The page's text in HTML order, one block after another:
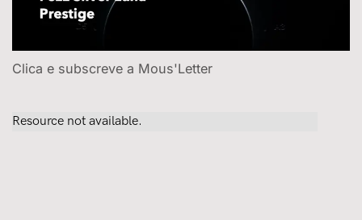
Clica e subscreve a Mous'Letter